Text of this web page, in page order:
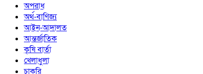
অপরাধ
অর্থ-বাণিজ্য
আইন-আদালত
আন্তর্জাতিক
কৃষি বার্তা
খেলাধুলা
চাকরি